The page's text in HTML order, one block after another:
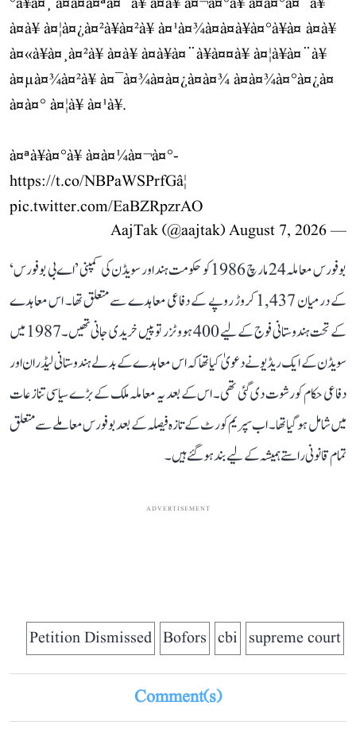
à¤à¥ à¤¦à¤¿à¤²à¥à¤²à¥ à¤¹à¤¾à¤à¤à¥à¤°à¥à¤ à¤à¥
à¤«à¥à¤¸à¤²à¥ à¤à¥ à¤à¥à¤¨à¥à¤¤à¥ à¤¦à¥à¤¨à¥
à¤µà¤¾à¤²à¥ à¤¯à¤¾à¤à¤¿à¤à¤¾ à¤à¤¾à¤°à¤¿à¤
à¤à¤° à¤¦à¥ à¤¹à¥.
à¤ªà¥à¤°à¥ à¤à¤¼à¤¬à¤°-
https://t.co/NBPaWSPrfGâ¦
pic.twitter.com/EaBZRpzrAO
— AajTak (@aajtak)
August 7, 2026
بوفورس معاملہ 24 مارچ 1986 کو حکومت ہند اور سویڈن کی کمپنی ’اے بی بوفورس‘
کے درمیان 1,437 کروڑ روپے کے دفاعی معاہدے سے متعلق تھا۔ اس معاہدے
کے تحت ہندوستانی فوج کے لیے 400 ہووٹزر توپیں خریدی جانی تھیں۔ 1987 میں
سویڈن کے ایک ریڈیو نے دعویٰ کیا تھا کہ اس معاہدے کے بدلے ہندوستانی لیڈران اور
دفاعی حکام کو رشوت دی گئی تھی۔ اس کے بعد یہ معاملہ ملک کے بڑے سیاسی تنازعات
میں شامل ہو گیا تھا۔ اب سپریم کورٹ کے تازہ فیصلہ کے بعد بوفورس معاملے سے متعلق
تمام قانونی راستے ہمیشہ کے لیے بند ہو گئے ہیں۔
ADVERTISEMENT
supreme court
cbi
Bofors
Petition Dismissed
Comment(s)